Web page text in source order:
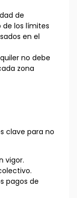
de
los límites
en el
no debe
zona
clave para no
vigor.
pagos de